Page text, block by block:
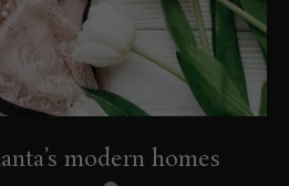
modern homes